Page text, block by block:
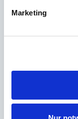
Marketing
ve stavbě modelů?
Proč se barvy na
Jak často přináší